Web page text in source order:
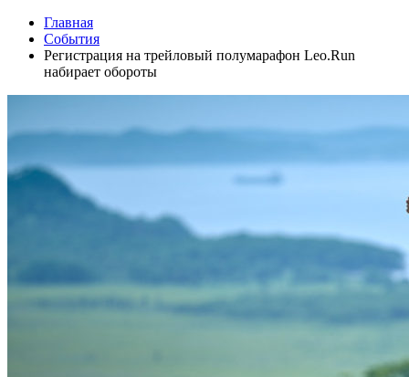
Главная
События
Регистрация на трейловый полумарафон Leo.Run
набирает обороты